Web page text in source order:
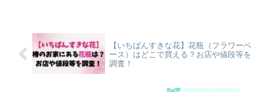
【いちばんすきな花】花瓶（フラワーベ
ース）はどこで買える？お店や値段等を
調査！